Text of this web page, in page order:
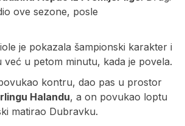
ove sezone, posle
je pokazala šampionski karakter i
već u petom minutu, kada je povela.
kontru, dao pas u prostor
Halandu, a on povukao loptu
matirao Dubravku.